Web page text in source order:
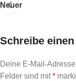
Neuer
Schreibe
Deine E-Mail-
Felder sind mit*